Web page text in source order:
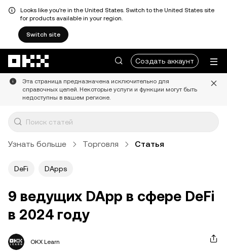
Looks like you're in the United States. Switch to the United States site
for products available in your region.
Switch site
Создать аккаунт
Эта страница предназначена исключительно для
справочных целей. Некоторые услуги и функции могут быть
недоступны в вашем регионе.
Узнать больше Торговля Статья
DeFi DApps
9 ведущих DApp в сфере DeFi
в 2024 году
OKX Learn